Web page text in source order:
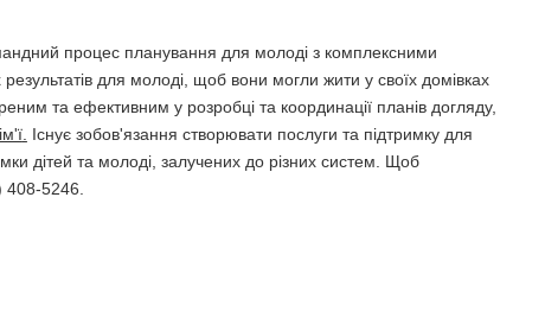
процес планування для молоді з комплексними
для молоді, щоб вони могли жити у своїх домівках
та ефективним у розробці та координації планів догляду,
. Існує зобов'язання створювати послуги та підтримку для
дітей та молоді, залучених до різних систем. Щоб
408-5246.